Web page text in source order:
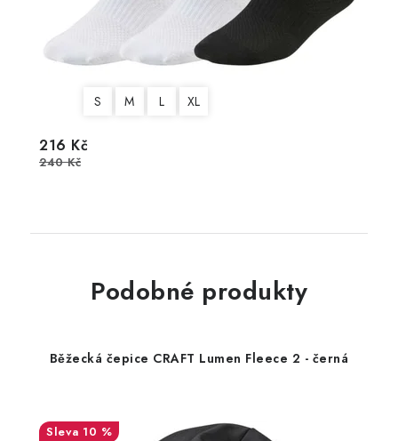
S M L XL
216 Kč
240 Kč
Podobné produkty
Běžecká čepice CRAFT Lumen Fleece 2 - černá
10 %